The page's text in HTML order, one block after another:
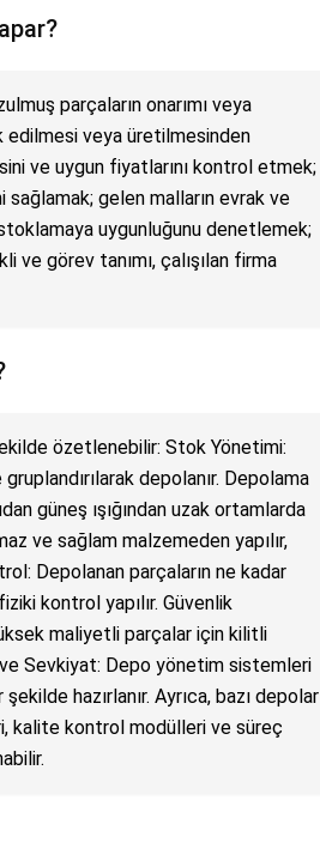
parçaların onarımı veya
edilmesi veya üretilmesinden
ve uygun fiyatlarını kontrol etmek;
gelen malların evrak ve
uygunluğunu denetlemek;
ve görev tanımı, çalışılan firma
özetlenebilir: Stok Yönetimi:
depolanır. Depolama
güneş ışığından uzak ortamlarda
ve sağlam malzemeden yapılır,
Depolanan parçaların ne kadar
kontrol yapılır. Güvenlik
maliyetli parçalar için kilitli
Sevkiyat: Depo yönetim sistemleri
hazırlanır. Ayrıca, bazı depolar
kalite kontrol modülleri ve süreç